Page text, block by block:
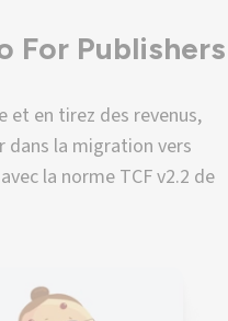
For Publishers
et en tirez des revenus,
dans la migration vers
la norme TCF v2.2 de